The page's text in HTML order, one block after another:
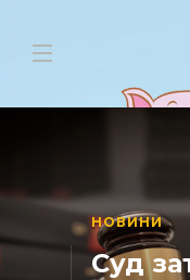
НОВИНИ
Суд